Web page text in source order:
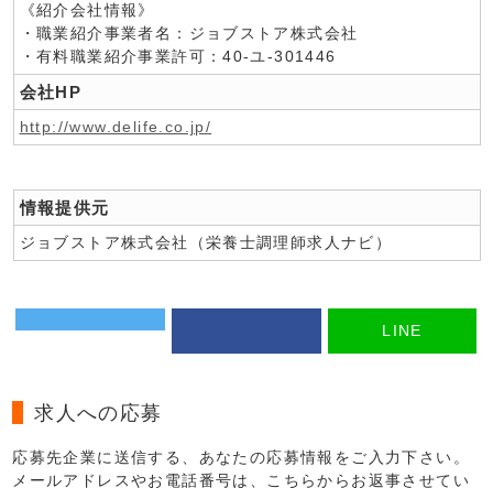
《紹介会社情報》
・職業紹介事業者名：ジョブストア株式会社
・有料職業紹介事業許可：40-ユ-301446
会社HP
http://www.delife.co.jp/
情報提供元
ジョブストア株式会社（栄養士調理師求人ナビ）
LINE
求人への応募
応募先企業に送信する、あなたの応募情報をご入力下さい。
メールアドレスやお電話番号は、こちらからお返事させてい